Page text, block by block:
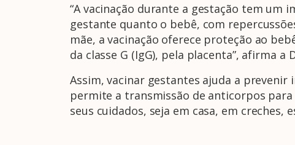
“A vacinação durante a gestação tem
gestante quanto o bebê, com
mãe, a vacinação oferece proteção ao
da classe G (IgG), pela placenta”, afirma a
Assim, vacinar gestantes ajuda a
permite a transmissão de anticorpos
seus cuidados, seja em casa, em creches,